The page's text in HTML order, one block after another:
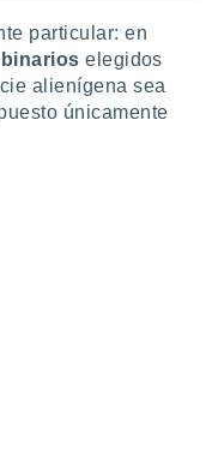
particular: en
elegidos
alienígena sea
únicamente